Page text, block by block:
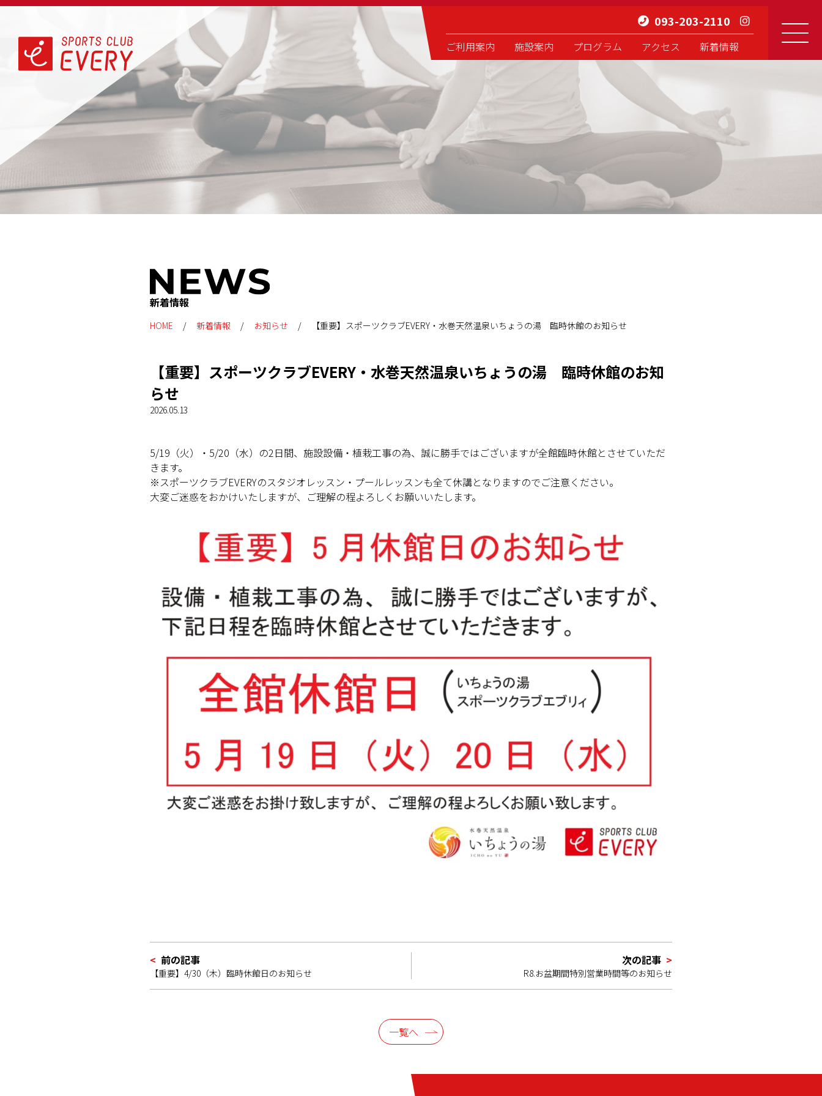
093-203-2110
ご利用案内 施設案内 プログラム アクセス 新着情報
新着情報
HOME 新着情報 お知らせ 【重要】スポーツクラブEVERY・水巻天然温泉いちょうの湯 臨時休館のお知らせ
【重要】スポーツクラブEVERY・水巻天然温泉いちょうの湯 臨時休館のお知
らせ
2026.05.13
5/19（火）・5/20（水）の2日間、施設設備・植栽工事の為、誠に勝手ではございますが全館臨時休館とさせていただ
きます。
※スポーツクラブEVERYのスタジオレッスン・プールレッスンも全て休講となりますのでご注意ください。
大変ご迷惑をおかけいたしますが、ご理解の程よろしくお願いいたします。
前の記事
【重要】4/30（木）臨時休館日のお知らせ
次の記事
R8.お盆期間特別営業時間等のお知らせ
一覧へ